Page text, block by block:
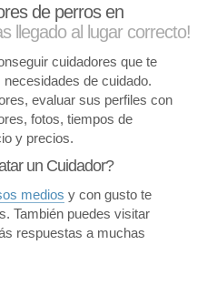
de perros en
llegado al lugar correcto!
cuidadores que te
de cuidado.
evaluar sus perfiles con
fotos, tiempos de
y precios.
un Cuidador?
medios y con gusto te
También puedes visitar
respuestas a muchas